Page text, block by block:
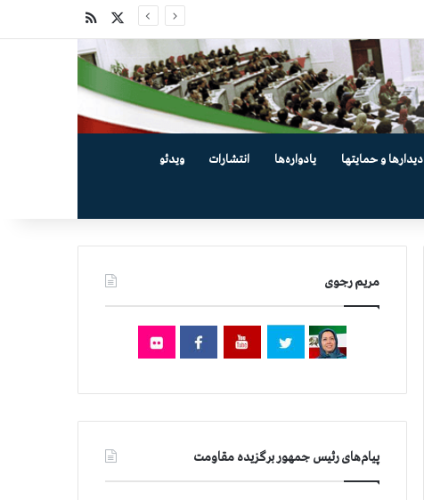
دیدارها و حمایتها یادواره‌ها انتشارات ویدئو
مریم رجوی
پیام‌های رئیس جمهور برگزیده مقاومت